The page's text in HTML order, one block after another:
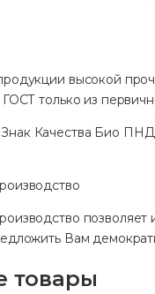
высокой
ГОСТ только из
позволяет
Вам
товары